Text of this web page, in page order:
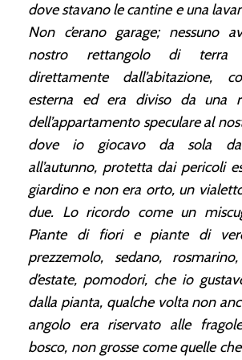
dove stavano le cantine e una
Non c’erano garage; nessuno
nostro rettangolo di terra
direttamente dall’abitazione,
esterna ed era diviso da una
dell’appartamento speculare al
dove io giocavo da sola
all’autunno, protetta dai pericoli
giardino e non era orto, un
due. Lo ricordo come un
Piante di fiori e piante di
prezzemolo, sedano,
d’estate, pomodori, che io
dalla pianta, qualche volta non
angolo era riservato alle
bosco, non grosse come quelle